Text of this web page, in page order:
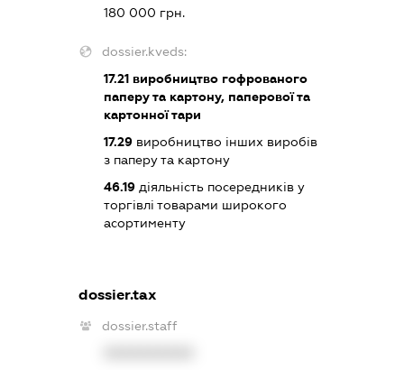
180 000 грн.
dossier.kveds:
17.21виробництво гофрованого
паперу та картону, паперової та
картонної тари
17.29виробництво інших виробів
з паперу та картону
46.19діяльність посередників у
торгівлі товарами широкого
асортименту
dossier.tax
dossier.staff